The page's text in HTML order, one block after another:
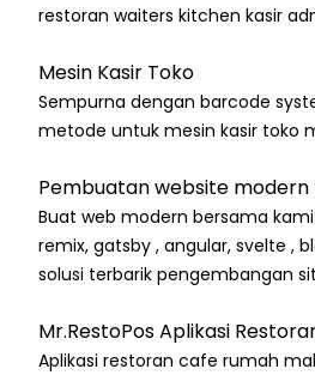
restoran waiters kitchen kasir
Mesin Kasir Toko
Sempurna dengan barcode
metode untuk mesin kasir toko
Pembuatan website
Buat web modern bersama
remix, gatsby , angular, svelte ,
solusi terbarik pengembangan
Mr.RestoPos Aplikasi
Aplikasi restoran cafe rumah